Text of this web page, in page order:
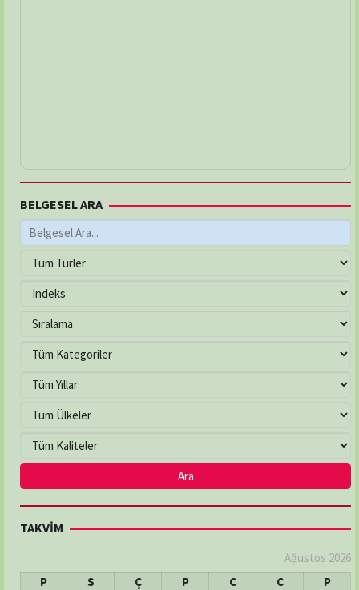
BELGESEL ARA
TAKVİM
Ağustos 2026
P
S Ç P C C
P